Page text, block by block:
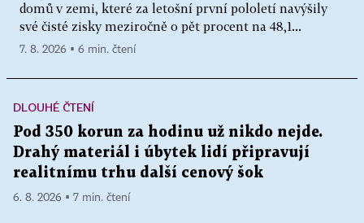
domů v zemi, které za letošní první pololetí navýšily
své čisté zisky meziročně o pět procent na 48,1...
7. 8. 2026 ▪ 6 min. čtení
DLOUHÉ ČTENÍ
Pod 350 korun za hodinu už nikdo nejde.
Drahý materiál i úbytek lidí připravují
realitnímu trhu další cenový šok
6. 8. 2026 ▪ 7 min. čtení